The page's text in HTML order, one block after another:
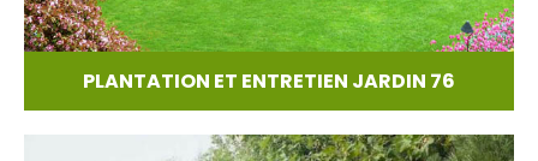
PLANTATION ET ENTRETIEN JARDIN 76